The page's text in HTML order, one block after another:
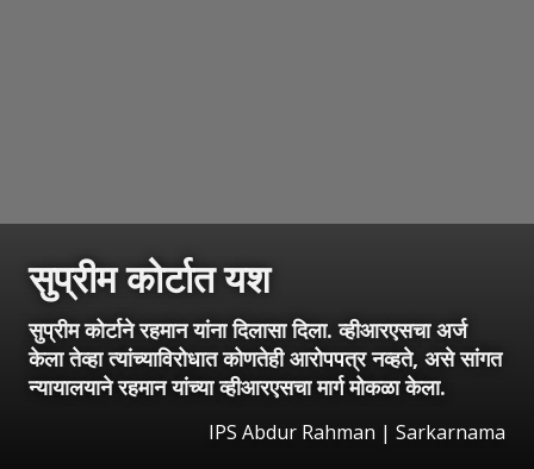
सुप्रीम कोर्टात यश
सुप्रीम कोर्टाने रहमान यांना दिलासा दिला. व्हीआरएसचा अर्ज
केला तेव्हा त्यांच्याविरोधात कोणतेही आरोपपत्र नव्हते, असे सांगत
न्यायालयाने रहमान यांच्या व्हीआरएसचा मार्ग मोकळा केला.
IPS Abdur Rahman | Sarkarnama